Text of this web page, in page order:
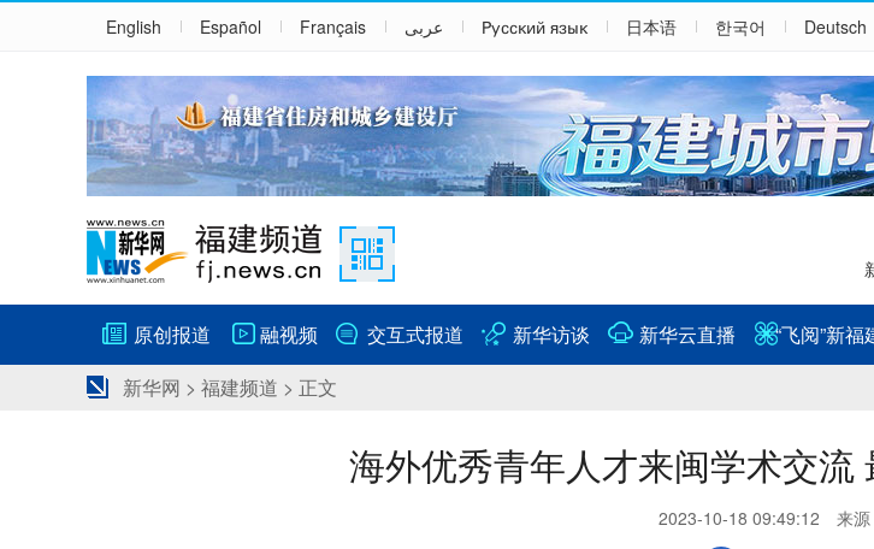
English Español Français عربى Русский язык 日本语 한국어 Deutsch
原创报道 融视频 交互式报道 新华访谈 新华云直播 “飞阅”新福
新华网 > 福建频道 > 正文
海外优秀青年人才来闽学术交流
2023-10-18 09:49:12 来源